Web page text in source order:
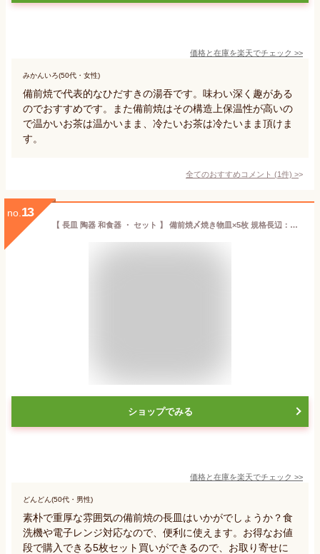
価格と在庫を楽天でチェック >>
みかんいろ(50代・女性)
備前焼で代表的なひだすきの湯吞です。味わい深く趣がある
のでおすすめです。また備前焼はその構造上保温性が高いの
で温かいお茶は温かいまま、冷たいお茶は冷たいまま頂けま
す。
全てのおすすめコメント (1件) >
no. 13
【 長皿 陶器 和食器 ・ セット 】 備前焼〆焼き物皿×5枚 規格長辺：約23.2cm 【付出皿シリーズ/日本製/業務用/厨房用品/食器/居酒屋/寿司屋/飲食店/長い/お皿/角/皿/寿司皿/刺身皿/焼物皿/焼き魚皿/上品/家庭用/キッチン用品/食洗機対応/電子レンジ対応】
ショップでみる
価格と在庫を楽天でチェック >>
どんどん(50代・男性)
素朴で重厚な雰囲気の備前焼の長皿はいかがでしょうか？食
洗機や電子レンジ対応なので、便利に使えます。お得なお値
段で購入できる5枚セット買いができるので、お取り寄せに